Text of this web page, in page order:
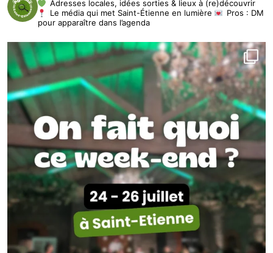
Adresses locales, idées sorties & lieux à (re)découvrir
Le média qui met Saint-Étienne en lumière
Pros : DM
pour apparaître dans l’agenda